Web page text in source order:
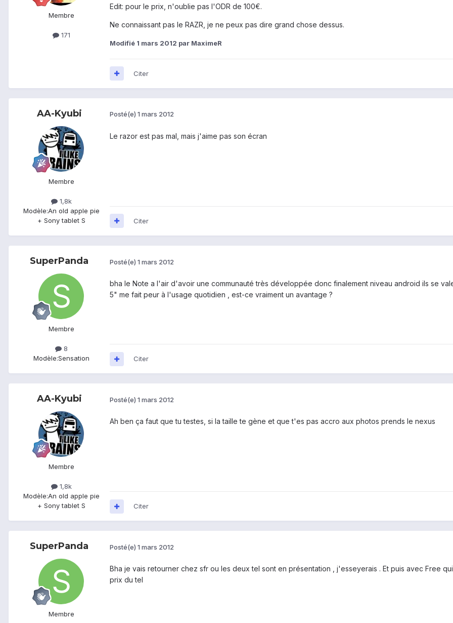
Membre
171
Edit: pour le prix, n'oublie pas l'ODR de 100€.
Ne connaissant pas le RAZR, je ne peux pas dire grand chose dessus.
Modifié 1 mars 2012 par MaximeR
Citer
AA-Kyubi
Membre
1,8k
Modèle:An old apple pie
+ Sony tablet S
Posté(e) 1 mars 2012
Le razor est pas mal, mais j'aime pas son écran
Citer
SuperPanda
Membre
8
Modèle:Sensation
Posté(e) 1 mars 2012
bha le Note a l'air d'avoir une communauté très développée donc finalement niveau android ils se
5" me fait peur à l'usage quotidien , est-ce vraiment un avantage ?
Citer
AA-Kyubi
Membre
1,8k
Modèle:An old apple pie
+ Sony tablet S
Posté(e) 1 mars 2012
Ah ben ça faut que tu testes, si la taille te gène et que t'es pas accro aux photos prends le nexus
Citer
SuperPanda
Membre
Posté(e) 1 mars 2012
Bha je vais retourner chez sfr ou les deux tel sont en présentation , j'esseyerais . Et puis avec Free
prix du tel